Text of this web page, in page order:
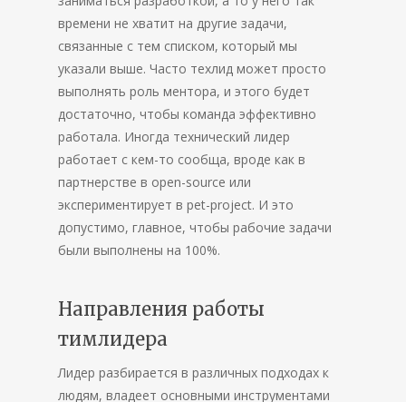
времени не хватит на другие задачи,
связанные с тем списком, который мы
указали выше. Часто техлид может просто
выполнять роль ментора, и этого будет
достаточно, чтобы команда эффективно
работала. Иногда технический лидер
работает с кем-то сообща, вроде как в
партнерстве в open-source или
экспериментирует в pet-project. И это
допустимо, главное, чтобы рабочие задачи
были выполнены на 100%.
Направления работы
тимлидера
Лидер разбирается в различных подходах к
людям, владеет основными инструментами